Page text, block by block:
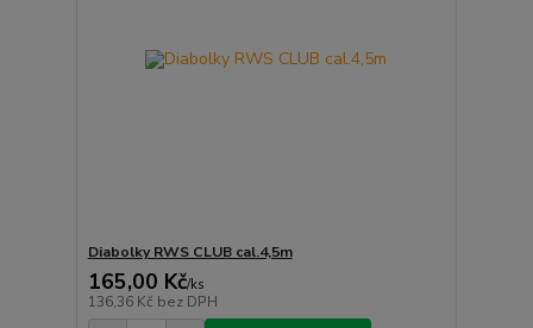
Diabolky RWS CLUB cal.4,5m
165,00 Kč/ks
136,36 Kč bez DPH